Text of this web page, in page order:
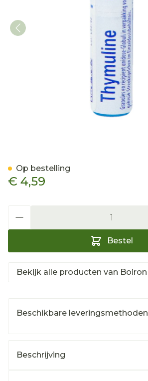
€ 4,59
Bestel
Op bestelling
Bekijk alle producten van Boiron
Beschikbare leveringsmethoden
Beschrijving